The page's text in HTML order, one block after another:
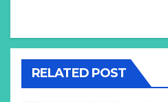
RELATED POST